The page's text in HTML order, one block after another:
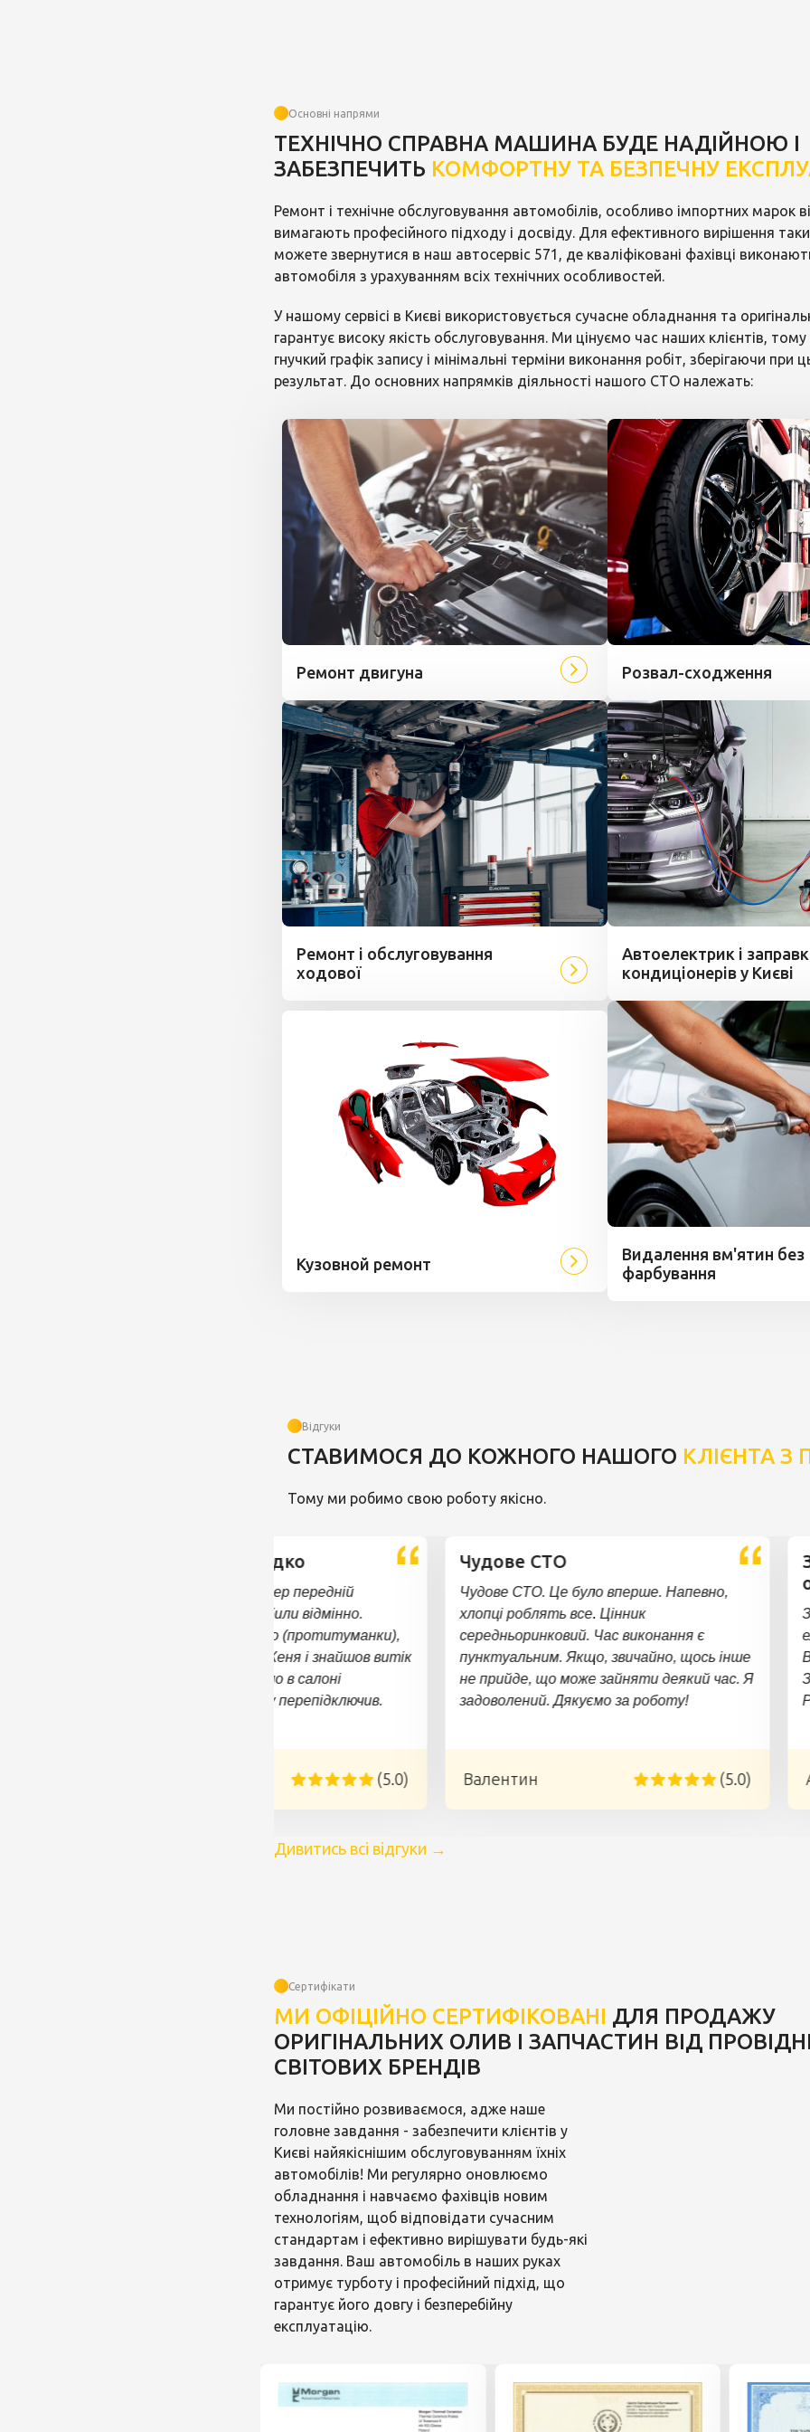
Основні напрями
ТЕХНІЧНО СПРАВНА МАШИНА БУДЕ НАДІЙНОЮ І
ЗАБЕЗПЕЧИТЬ КОМФОРТНУ ТА БЕЗПЕЧНУ
Ремонт і технічне обслуговування автомобілів, особливо імпортних марок
вимагають професійного підходу і досвіду. Для ефективного вирішення
можете звернутися в наш автосервіс 571, де кваліфіковані фахівці
автомобіля з урахуванням всіх технічних особливостей.
У нашому сервісі в Києві використовується сучасне обладнання та
гарантує високу якість обслуговування. Ми цінуємо час наших клієнтів,
гнучкий графік запису і мінімальні терміни виконання робіт, зберігаючи при
результат. До основних напрямків діяльності нашого СТО належать:
Ремонт двигуна Розвал-сходження
Ремонт і обслуговування
ходової
Автоелектрик і
кондиціонерів у Києві
Кузовной ремонт
Видалення вм'ятин без
фарбування
Відгуки
СТАВИМОСЯ ДО КОЖНОГО НАШОГО КЛІЄНТА
Тому ми робимо свою роботу якісно.
Зробили все швидко
Заїжджав на сто, бампер передній
відреставрували і зробили відмінно.
Провели в салон світло (протитуманки),
відмінний електрик - Женя і знайшов витік
електроенергії, і світло в салоні
полагодив, і магнітолу перепідключив.
(5.0)
Чудове СТО
Чудове СТО. Це було вперше. Напевно,
хлопці роблять все. Цінник
середньоринковий. Час виконання є
пунктуальним. Якщо, звичайно, щось інше
не прийде, що може зайняти деякий час. Я
задоволений. Дякуємо за роботу!
Валентин (5.0)
Дивитись всі відгуки →
Сертифікати
МИ ОФІЦІЙНО СЕРТИФІКОВАНІ ДЛЯ ПРОДАЖУ
ОРИГІНАЛЬНИХ ОЛИВ І ЗАПЧАСТИН ВІД
СВІТОВИХ БРЕНДІВ
Ми постійно розвиваємося, адже наше
головне завдання - забезпечити клієнтів у
Києві найякіснішим обслуговуванням їхніх
автомобілів! Ми регулярно оновлюємо
обладнання і навчаємо фахівців новим
технологіям, щоб відповідати сучасним
стандартам і ефективно вирішувати будь-які
завдання. Ваш автомобіль в наших руках
отримує турботу і професійний підхід, що
гарантує його довгу і безперебійну
експлуатацію.